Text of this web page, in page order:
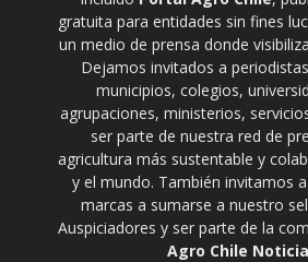
gratuita para entidades sin fines
un medio de prensa donde
Dejamos invitados a
municipios, colegios,
agrupaciones, ministerios,
ser parte de nuestra red de
agricultura más sustentable y
y el mundo. También invitamos
marcas a sumarse a nuestro
Auspiciadores y ser parte de la
Agro Chile